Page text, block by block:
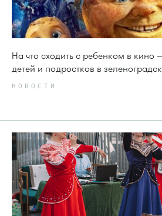
На что сходить с ребенком в
детей и подростков в
НОВОСТИ